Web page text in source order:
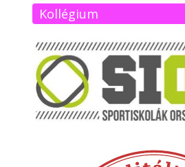
Kollégium